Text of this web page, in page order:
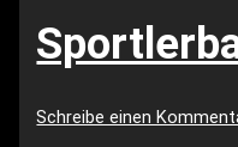
Schreibe einen